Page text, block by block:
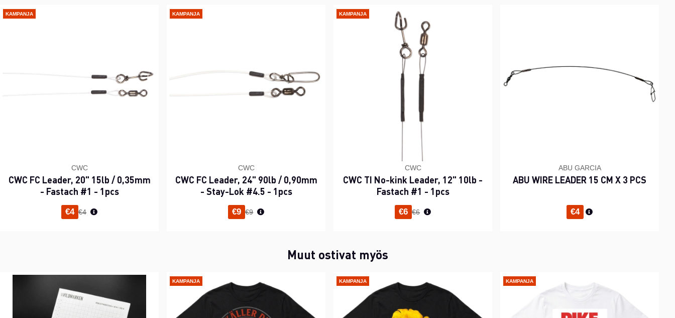
KAMPANJA
CWC
CWC FC Leader, 20" 15lb / 0,35mm
- Fastach #1 - 1pcs
€4 Normaali hinta
€4
KAMPANJA
CWC
CWC FC Leader, 24" 90lb / 0,90mm
- Stay-Lok #4.5 - 1pcs
€9 Normaali hinta
€9
KAMPANJA
CWC
CWC TI No-kink Leader, 12" 10lb -
Fastach #1 - 1pcs
€6 Normaali hinta
€6
ABU GARCIA
ABU WIRE LEADER 15 CM X 3 PCS
€4 Normaali hinta
Muut ostivat myös
KAMPANJA KAMPANJA KAMPANJA